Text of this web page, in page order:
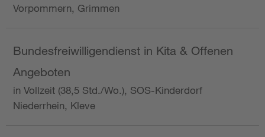
Vorpommern, Grimmen
Bundesfreiwilligendienst in Kita & Offenen
Angeboten
in Vollzeit (38,5 Std./Wo.), SOS-Kinderdorf
Niederrhein, Kleve